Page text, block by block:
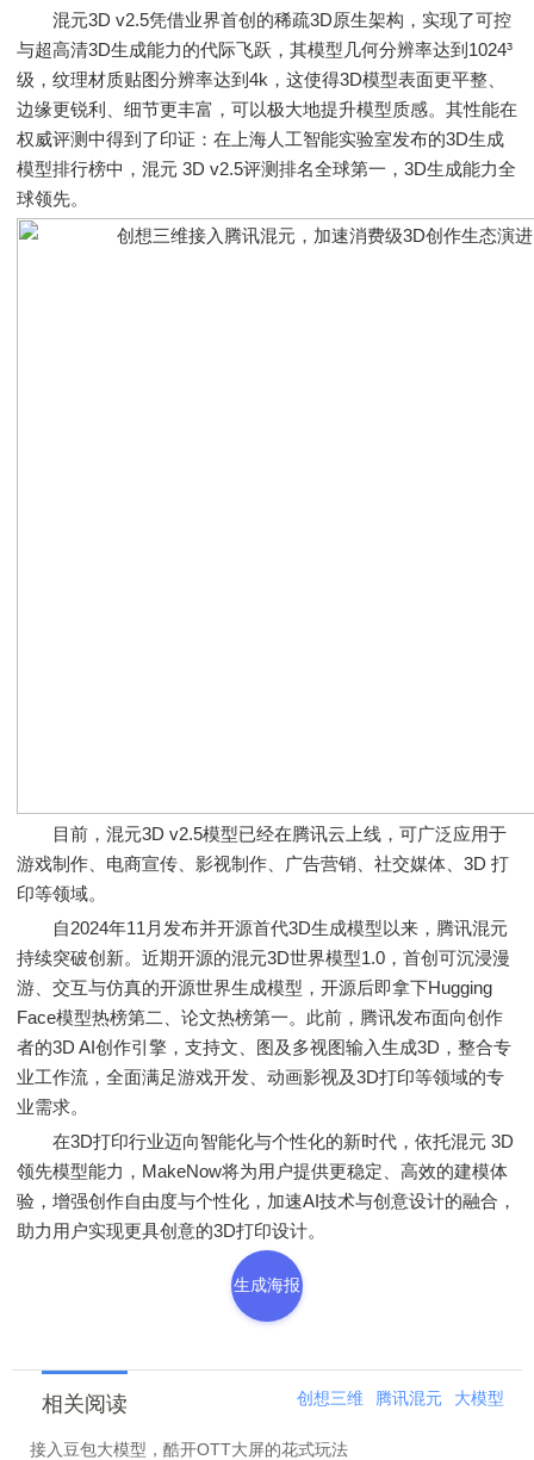
混元3D v2.5凭借业界首创的稀疏3D原生架构，实现了可控
与超高清3D生成能力的代际飞跃，其模型几何分辨率达到1024³
级，纹理材质贴图分辨率达到4k，这使得3D模型表面更平整、
边缘更锐利、细节更丰富，可以极大地提升模型质感。其性能在
权威评测中得到了印证：在上海人工智能实验室发布的3D生成
模型排行榜中，混元 3D v2.5评测排名全球第一，3D生成能力全
球领先。
目前，混元3D v2.5模型已经在腾讯云上线，可广泛应用于
游戏制作、电商宣传、影视制作、广告营销、社交媒体、3D 打
印等领域。
自2024年11月发布并开源首代3D生成模型以来，腾讯混元
持续突破创新。近期开源的混元3D世界模型1.0，首创可沉浸漫
游、交互与仿真的开源世界生成模型，开源后即拿下Hugging
Face模型热榜第二、论文热榜第一。此前，腾讯发布面向创作
者的3D AI创作引擎，支持文、图及多视图输入生成3D，整合专
业工作流，全面满足游戏开发、动画影视及3D打印等领域的专
业需求。
在3D打印行业迈向智能化与个性化的新时代，依托混元 3D
领先模型能力，MakeNow将为用户提供更稳定、高效的建模体
验，增强创作自由度与个性化，加速AI技术与创意设计的融合，
助力用户实现更具创意的3D打印设计。
生成海报
相关阅读 创想三维 腾讯混元 大模型
接入豆包大模型，酷开OTT大屏的花式玩法